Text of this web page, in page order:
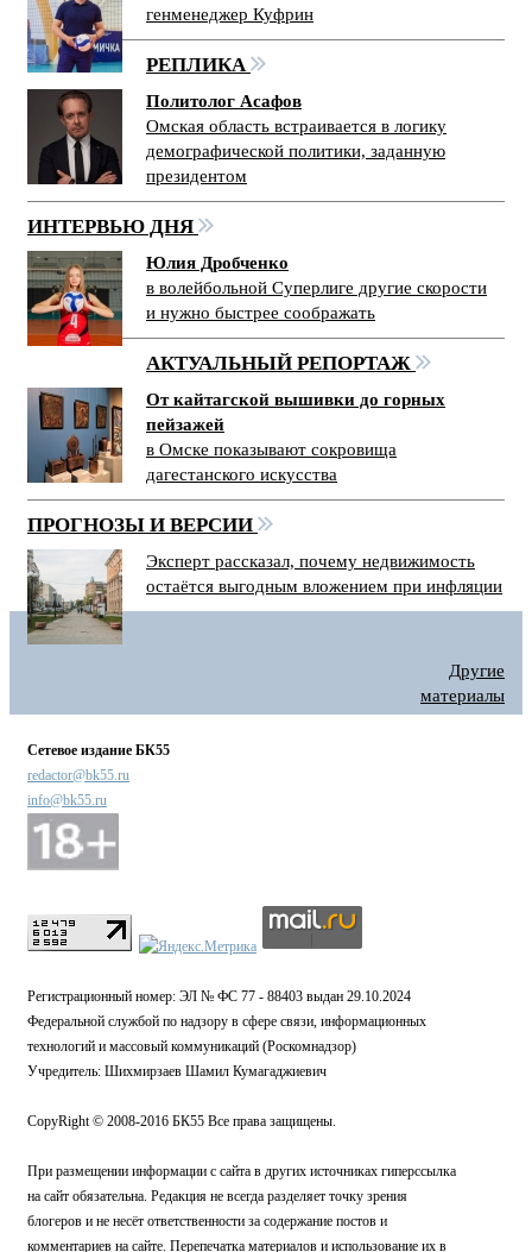
генменеджер Куфрин
РЕПЛИКА
Политолог Асафов
Омская область встраивается в логику
демографической политики, заданную
президентом
ИНТЕРВЬЮ ДНЯ
Юлия Дробченко
в волейбольной Суперлиге другие скорости
и нужно быстрее соображать
АКТУАЛЬНЫЙ РЕПОРТАЖ
От кайтагской вышивки до горных
пейзажей
в Омске показывают сокровища
дагестанского искусства
ПРОГНОЗЫ И ВЕРСИИ
Эксперт рассказал, почему недвижимость
остаётся выгодным вложением при инфляции
Другие
материалы
Сетевое издание БК55
redactor@bk55.ru
info@bk55.ru
Регистрационный номер: ЭЛ № ФС 77 - 88403 выдан 29.10.2024
Федеральной службой по надзору в сфере связи, информационных
технологий и массовый коммуникаций (Роскомнадзор)
Учредитель: Шихмирзаев Шамил Кумагаджиевич
CopyRight © 2008-2016 БК55 Все права защищены.
При размещении информации с сайта в других источниках гиперссылка
на сайт обязательна. Редакция не всегда разделяет точку зрения
блогеров и не несёт ответственности за содержание постов и
комментариев на сайте. Перепечатка материалов и использование их в